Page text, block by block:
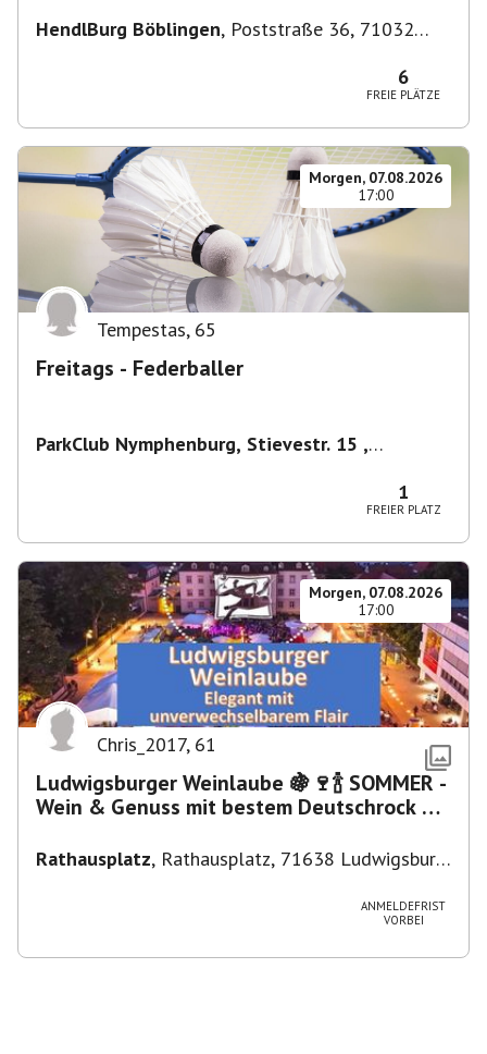
HendlBurg Böblingen, Poststraße 36, 71032
6
FREIE PLÄTZE
Morgen, 07.08.2026
17:00
Tempestas, 65
Freitags - Federballer
ParkClub Nymphenburg, Stievestr. 15 ,
1
FREIER PLATZ
Morgen, 07.08.2026
17:00
Chris_2017, 61
Ludwigsburger Weinlaube 🍇🍷🍾 SOMMER -
Wein & Genuss mit bestem Deutschrock 🎼
Rathausplatz, Rathausplatz, 71638 Ludwigsburg,
ANMELDEFRIST
VORBEI